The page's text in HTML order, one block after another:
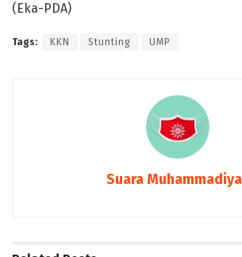
(Eka-PDA)
Tags: KKN Stunting UMP
Suara